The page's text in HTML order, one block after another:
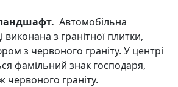
Автомобільна
виконана з гранітної плитки,
з червоного граніту. У центрі
фамільний знак господаря,
червоного граніту.